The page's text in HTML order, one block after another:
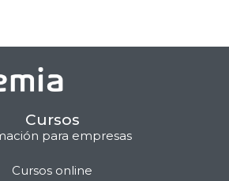
Cursos
para empresas
Cursos online